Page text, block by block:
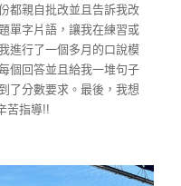
都親自批改並且告訴我改
單字片語，讓我在練習或
進行了一個多月的口說模
個回答並且給我一堆句子
了分數要求。最後，我想
苦指導!!